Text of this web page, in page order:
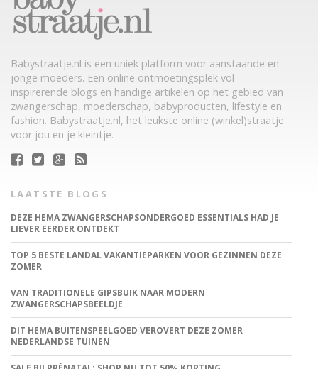
Babystraatje.nl is een uniek platform voor aanstaande en
jonge moeders. Een online ontmoetingsplek vol
inspirerende blogs en handige artikelen op het gebied van
zwangerschap, moederschap, babyproducten, lifestyle en
fashion. Babystraatje.nl, het leukste online (winkel)straatje
voor jou en je kleintje.
LAATSTE BLOGS
DEZE HEMA ZWANGERSCHAPSONDERGOED ESSENTIALS HAD JE
LIEVER EERDER ONTDEKT
TOP 5 BESTE LANDAL VAKANTIEPARKEN VOOR GEZINNEN DEZE
ZOMER
VAN TRADITIONELE GIPSBUIK NAAR MODERN
ZWANGERSCHAPSBEELDJE
DIT HEMA BUITENSPEELGOED VEROVERT DEZE ZOMER
NEDERLANDSE TUINEN